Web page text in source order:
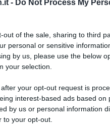
- Do Not Process My
out of the sale, sharing to third
personal or sensitive
by us, please use the below
your selection.
your opt-out request is
interest-based ads based on
by us or personal information
to your opt-out.
Design - P.IVA 04827280654 -
Di Nocera Inferiore N. 8/
ROC N. 35792 – ISCRITTA
NAZIONALE STAMPA